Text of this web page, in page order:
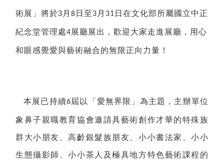
術展」將於3 月 8 日至3 月 31 日 在文化部所屬國立中正
紀念堂管理 處4展廳展出， 歡迎大家走進展廳，用心
和眼感覺愛與藝術融合的無限正向力量！
本展已持續6屆以「愛無界限」為主題，主辦單位
象鼻子親職教育協會邀請具藝術創作才華的特殊族
群大小朋友、高齡銀髮族朋友、小小書法家、小小
生態攝影師、小小茶人及極具地方特色藝術課程的